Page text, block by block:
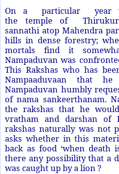
On a particular year
the temple of
sannathi atop Mahendra
hills in dense forestry;
mortals find it
Nampaduvan was
This Rakshas who has
Nampaaduvaan that
Nampaduvan humbly
of nama sankeerthanam.
the rakshas that he
vratham and darshan of
rakshas naturally was not
asks whether in this
back as food ‘when death
there any possibility that a
was caught up by a lion ?